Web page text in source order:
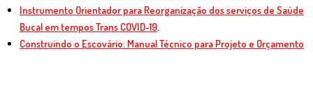
Instrumento Orientador para Reorganização dos serviços de Saúde
Bucal em tempos Trans COVID-19.
Construindo o Escovário: Manual Técnico para Projeto e Orçamento